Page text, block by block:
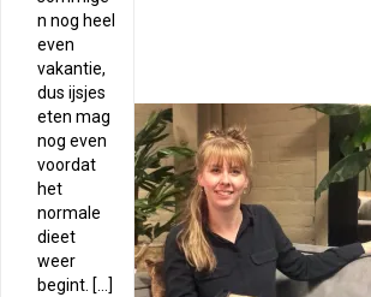
n nog heel
even
vakantie,
dus ijsjes
eten mag
nog even
voordat
het
normale
dieet
weer
begint. […]